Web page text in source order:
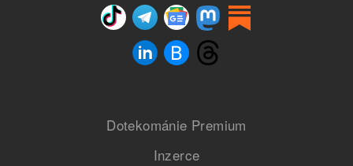
Dotekománie Premium
Inzerce